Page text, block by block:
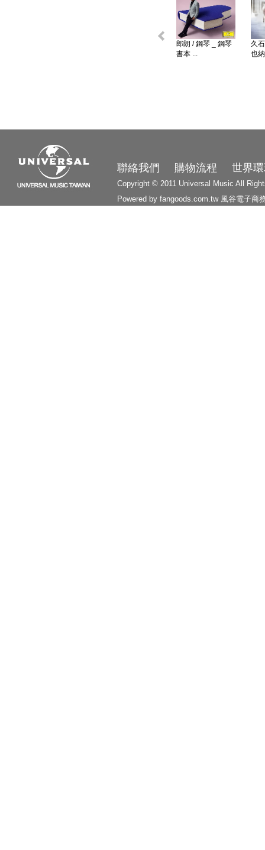
郎朗 / 鋼琴 _ 鋼琴
書本 ...
久
也
聯絡我們 購物流程 世界
Copyright © 2011 Universal Music All
Powered by fangoods.com.tw 風谷電子商